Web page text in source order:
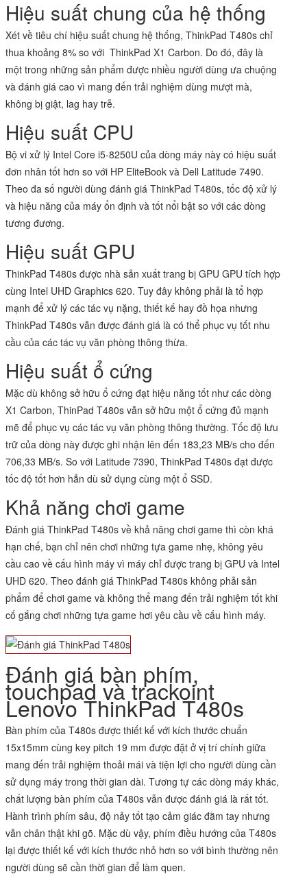
Hiệu suất chung của hệ thống
Xét về tiêu chí hiệu suất chung hệ thống, ThinkPad T480s chỉ
thua khoảng 8% so với ThinkPad X1 Carbon. Do đó, đây là
một trong những sản phẩm được nhiều người dùng ưa chuộng
và đánh giá cao vì mang đến trải nghiệm dùng mượt mà,
không bị giật, lag hay trễ.
Hiệu suất CPU
Bộ vi xử lý Intel Core i5-8250U của dòng máy này có hiệu suất
đơn nhân tốt hơn so với HP EliteBook và Dell Latitude 7490.
Theo đa số người dùng đánh giá ThinkPad T480s, tốc độ xử lý
và hiệu năng của máy ổn định và tốt nổi bật so với các dòng
tương đương.
Hiệu suất GPU
ThinkPad T480s được nhà sản xuất trang bị GPU GPU tích hợp
cùng Intel UHD Graphics 620. Tuy đây không phải là tổ hợp
mạnh để xử lý các tác vụ nặng, thiết kế hay đồ họa nhưng
ThinkPad T480s vẫn được đánh giá là có thể phục vụ tốt nhu
cầu của các tác vụ văn phòng thông thừa.
Hiệu suất ổ cứng
Mặc dù không sở hữu ổ cứng đạt hiệu năng tốt như các dòng
X1 Carbon, ThinPad T480s vẫn sở hữu một ổ cứng đủ mạnh
mẽ để phục vụ các tác vụ văn phòng thông thường. Tốc độ lưu
trữ của dòng này được ghi nhận lên đến 183,23 MB/s cho đến
706,33 MB/s. So với Latitude 7390, ThinkPad T480s đạt được
tốc độ tốt hơn hẳn dù sử dụng cùng một ổ SSD.
Khả năng chơi game
Đánh giá ThinkPad T480s về khả năng chơi game thì còn khá
hạn chế, bạn chỉ nên chơi những tựa game nhẹ, không yêu
cầu cao về cấu hình máy vì máy chỉ được trang bị GPU và Intel
UHD 620. Theo đánh giá ThinkPad T480s không phải sản
phẩm để chơi game và không thể mang đến trải nghiệm tốt khi
cố gắng chơi những tựa game hơi yêu cầu về cấu hình máy.
Đánh giá bàn phím,
touchpad và trackoint
Lenovo ThinkPad T480s
Bàn phím của T480s được thiết kế với kích thước chuẩn
15x15mm cùng key pitch 19 mm được đặt ở vị trí chính giữa
mang đến trải nghiệm thoải mái và tiện lợi cho người dùng cần
sử dụng máy trong thời gian dài. Tương tự các dòng máy khác,
chất lượng bàn phím của T480s vẫn được đánh giá là rất tốt.
Hành trình phím sâu, độ nảy tốt tạo cảm giác đằm tay nhưng
vẫn chân thật khi gõ. Mặc dù vậy, phím điều hướng của T480s
lại được thiết kế với kích thước nhỏ hơn so với bình thường nên
người dùng sẽ cần thời gian để làm quen.